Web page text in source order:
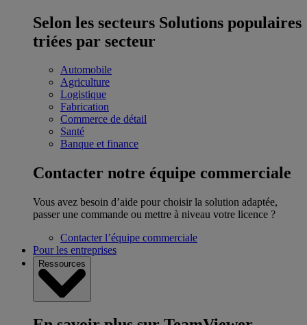
Selon les secteurs Solutions populaires
triées par secteur
Automobile
Agriculture
Logistique
Fabrication
Commerce de détail
Santé
Banque et finance
Contacter notre équipe commerciale
Vous avez besoin d’aide pour choisir la solution adaptée,
passer une commande ou mettre à niveau votre licence ?
Contacter l’équipe commerciale
Pour les entreprises
Ressources